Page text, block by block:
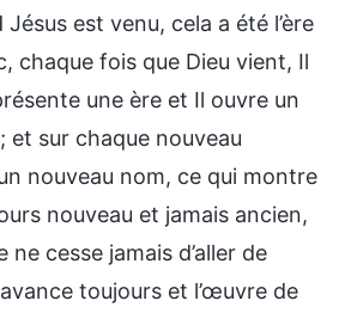
Jésus est venu, cela a été l’ère
chaque fois que Dieu vient, Il
une ère et Il ouvre un
et sur chaque nouveau
nouveau nom, ce qui montre
nouveau et jamais ancien,
cesse jamais d’aller de
avance toujours et l’œuvre de